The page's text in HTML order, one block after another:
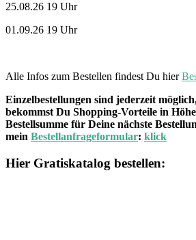
25.08.26 19 Uhr
01.09.26 19 Uhr
Alle Infos zum Bestellen findest Du hier
Einzelbestellungen sind jederzeit
bekommst Du Shopping-Vorteile in
Bestellsumme für Deine nächste
mein Bestellanfrageformular: klick
Hier Gratiskatalog bestellen: